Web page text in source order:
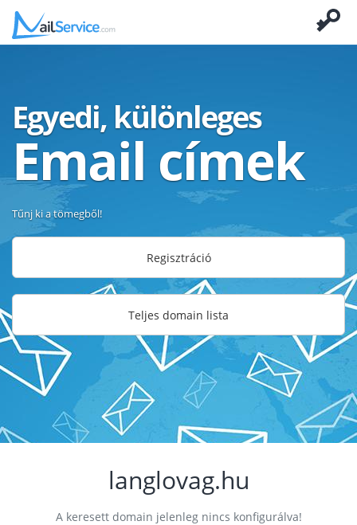
Egyedi, különleges
Email címek
Tűnj ki a tömegből!
Regisztráció
Teljes domain lista
langlovag.hu
A keresett domain jelenleg nincs konfigurálva!